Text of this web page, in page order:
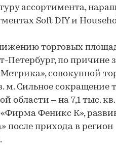
ассортимента,
Soft DIY и
торговых
Петербург, по причине
совокупной
м. Сильное сокращение
области – на 7,1 тыс.
Феникс К»,
после прихода в регион